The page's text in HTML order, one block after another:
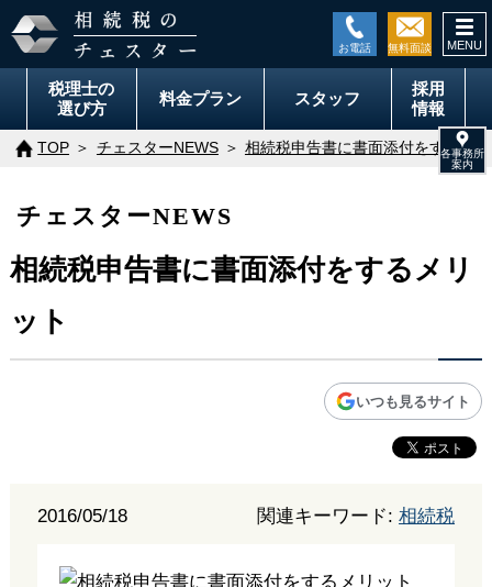
税理士の
選び方
料金プラン スタッフ
採用
情報
TOP チェスターNEWS 相続税申告書に書面添付をするメ
チェスターNEWS
相続税申告書に書面添付をするメリ
ット
いつも見るサイト
2016/05/18 関連キーワード:相続税